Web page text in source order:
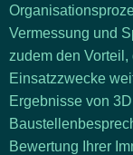
Vermessung und
zudem den
Einsatzzwecke
Ergebnisse von
Bewertung Ihrer